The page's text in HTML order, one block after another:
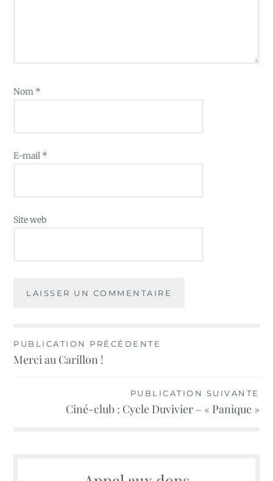
Nom *
E-mail *
Site web
Navigation
de
PUBLICATION PRÉCÉDENTE
Merci au Carillon !
PUBLICATION SUIVANTE
Ciné-club : Cycle Duvivier – « Panique »